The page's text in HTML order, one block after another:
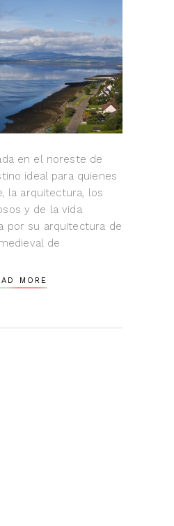
en el noreste de
ideal para quienes
la arquitectura, los
y de la vida
por su arquitectura de
de
MORE